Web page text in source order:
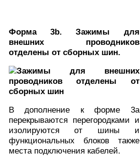
Форма 3b. Зажимы для
внешних проводников
отделены от сборных шин.
В дополнение к форме 3а
перекрываются перегородками и
изолируются от шины и
функциональных блоков также
места подключения кабелей.